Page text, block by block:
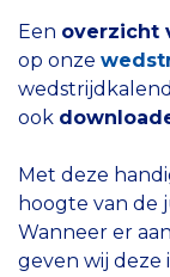
Een overzicht
op onze
ook
Met deze
hoogte van de
Wanneer er
geven wij deze